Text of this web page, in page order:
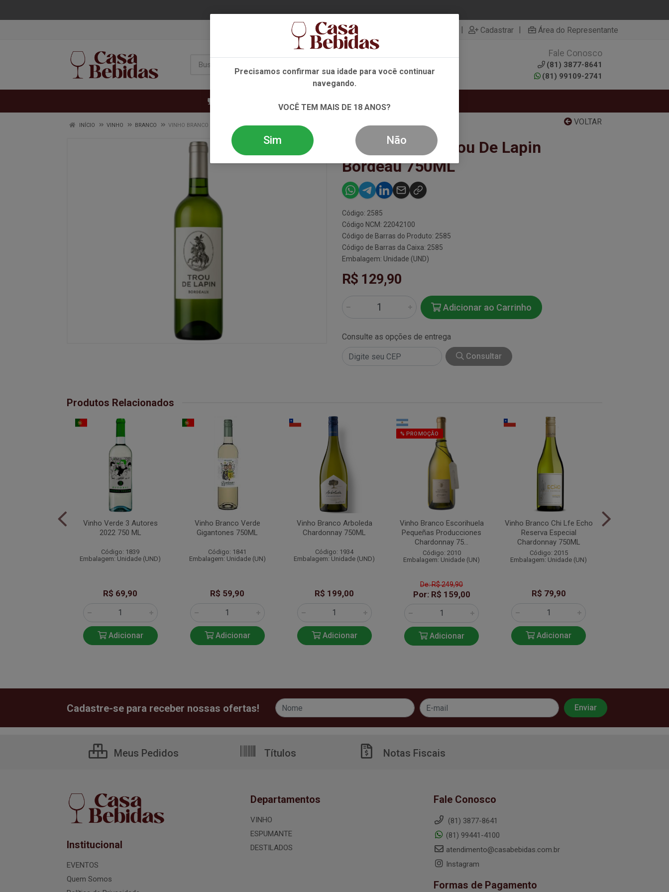
| Cadastrar | Área do Representante
Fale Conosco
(81) 3877-8641
(81) 99109-2741
VOLTAR
INÍCIO VINHO BRANCO VINHO BRANCO TROU DE LAPIN BORDEAU 750ML
Vinho Branco Trou De Lapin
Bordeau 750ML
Código: 2585
Código NCM: 22042100
Código de Barras do Produto: 2585
Código de Barras da Caixa: 2585
Embalagem: Unidade (UND)
R$ 129,90
Adicionar ao Carrinho
Consulte as opções de entrega
Consultar
Produtos Relacionados
Vinho Verde 3 Autores
2022 750 ML
Código: 1839
Embalagem: Unidade (UND)
R$ 69,90
Adicionar
Vinho Branco Verde
Gigantones 750ML
Código: 1841
Embalagem: Unidade (UN)
R$ 59,90
Adicionar
Vinho Branco Arboleda
Chardonnay 750ML
Código: 1934
Embalagem: Unidade (UND)
R$ 199,00
Adicionar
% PROMOÇÃO
Vinho Branco Escorihuela
Pequeñas Producciones
Chardonnay 75...
Código: 2010
Embalagem: Unidade (UN)
De: R$ 249,90
Por: R$ 159,00
Adicionar
Vinho Branco Chi Lfe Echo
Reserva Especial
Chardonnay 750ML
Código: 2015
Embalagem: Unidade (UN)
R$ 79,90
Adicionar
Cadastre-se para receber nossas ofertas!
Meus Pedidos Títulos Notas Fiscais
Institucional
EVENTOS
Quem Somos
Departamentos
VINHO
ESPUMANTE
DESTILADOS
Fale Conosco
(81) 3877-8641
(81) 99441-4100
atendimento@casabebidas.com.br
Instagram
Formas de Pagamento
Precisamos confirmar sua idade para você continuar
navegando.
VOCÊ TEM MAIS DE 18 ANOS?
Sim Não